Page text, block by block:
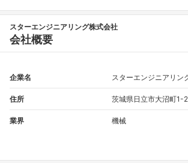
スターエンジニアリング株式会社
会社概要
企業名 スターエンジニアリン
住所 茨城県日立市大沼町1-
業界 機械